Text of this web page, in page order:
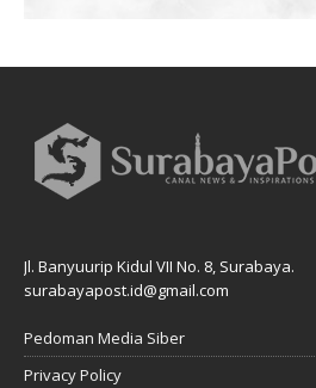
Jl. Banyuurip Kidul VII No. 8, Surabaya.
surabayapost.id@gmail.com
Pedoman Media Siber
Privacy Policy